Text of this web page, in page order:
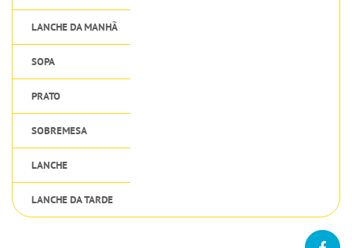
LANCHE DA MANHÃ
SOPA
PRATO
SOBREMESA
LANCHE
LANCHE DA TARDE